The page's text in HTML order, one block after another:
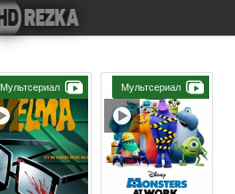
Мультсериал Мультсериал